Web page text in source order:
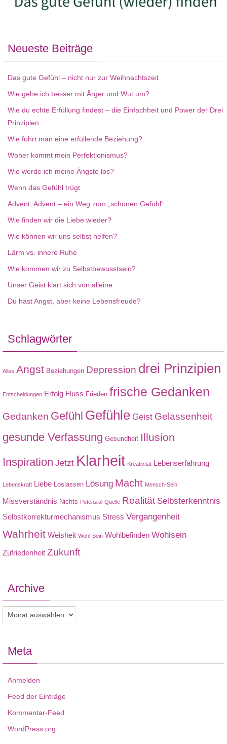
Neueste Beiträge
Das gute Gefühl – nicht nur zur Weihnachtszeit
Wie gehe ich besser mit Ärger und Wut um?
Wie du echte Erfüllung findest – die Einfachheit und Power der Drei
Prinzipien
Wie führt man eine erfüllende Beziehung?
Woher kommt mein Perfektionismus?
Wie werde ich meine Ängste los?
Wenn das Gefühl trügt
Advent, Advent – ein Weg zum „schönen Gefühl“
Wie finden wir die Liebe wieder?
Wie können wir uns selbst helfen?
Lärm vs. innere Ruhe
Wie kommen wir zu Selbstbewusstsein?
Unser Geist klärt sich von alleine
Du hast Angst, aber keine Lebensfreude?
Schlagwörter
Alles Angst Beziehungen Depression drei Prinzipien
Entscheidungen Erfolg Fluss Frieden frische Gedanken
Gedanken Gefühl Gefühle Geist Gelassenheit
gesunde Verfassung Gesundheit Illusion
Inspiration Jetzt Klarheit Kreativität Lebenserfahrung
Lebenskraft Liebe Loslassen Lösung Macht Mensch-Sein
Missverständnis Nichts Potenzial Quelle Realität Selbsterkenntnis
Selbstkorrekturmechanismus Stress Vergangenheit
Wahrheit Weisheit Wohl-Sein Wohlbefinden Wohlsein
Zufriedenheit Zukunft
Archive
Archive
Meta
Anmelden
Feed der Einträge
Kommentar-Feed
WordPress.org